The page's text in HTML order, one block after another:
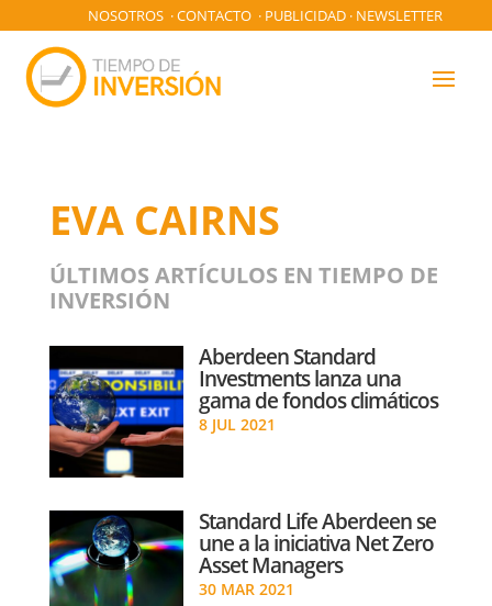
NOSOTROS ·CONTACTO · PUBLICIDAD · NEWSLETTER
EVA CAIRNS
ÚLTIMOS ARTÍCULOS EN TIEMPO DE
INVERSIÓN
Aberdeen Standard
Investments lanza una
gama de fondos climáticos
8 JUL 2021
Standard Life Aberdeen se
une a la iniciativa Net Zero
Asset Managers
30 MAR 2021